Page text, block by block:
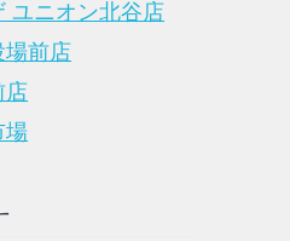
ユニオン北谷店
場前店
店
場